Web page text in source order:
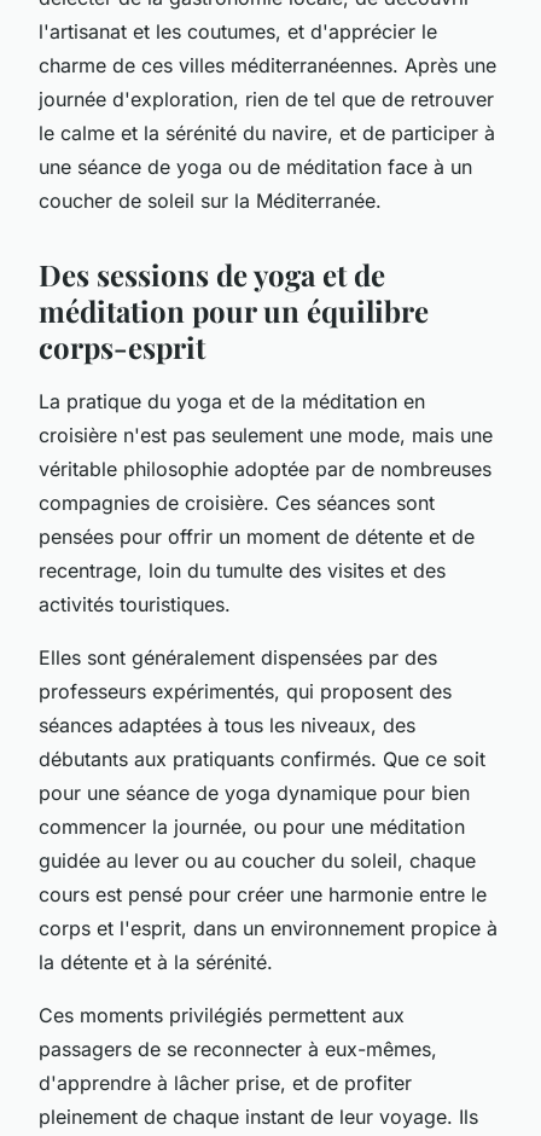
l'artisanat et les coutumes, et d'apprécier le
charme de ces villes méditerranéennes. Après une
journée d'exploration, rien de tel que de retrouver
le calme et la sérénité du navire, et de participer à
une séance de yoga ou de méditation face à un
coucher de soleil sur la Méditerranée.
Des sessions de yoga et de
méditation pour un équilibre
corps-esprit
La pratique du yoga et de la méditation en
croisière n'est pas seulement une mode, mais une
véritable philosophie adoptée par de nombreuses
compagnies de croisière. Ces séances sont
pensées pour offrir un moment de détente et de
recentrage, loin du tumulte des visites et des
activités touristiques.
Elles sont généralement dispensées par des
professeurs expérimentés, qui proposent des
séances adaptées à tous les niveaux, des
débutants aux pratiquants confirmés. Que ce soit
pour une séance de yoga dynamique pour bien
commencer la journée, ou pour une méditation
guidée au lever ou au coucher du soleil, chaque
cours est pensé pour créer une harmonie entre le
corps et l'esprit, dans un environnement propice à
la détente et à la sérénité.
Ces moments privilégiés permettent aux
passagers de se reconnecter à eux-mêmes,
d'apprendre à lâcher prise, et de profiter
pleinement de chaque instant de leur voyage. Ils